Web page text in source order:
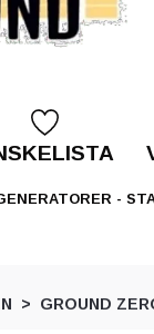
-
GROUND